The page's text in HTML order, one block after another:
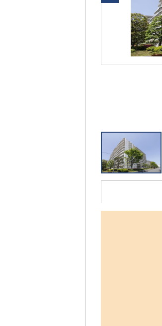
ク
る
と、
拡
れ